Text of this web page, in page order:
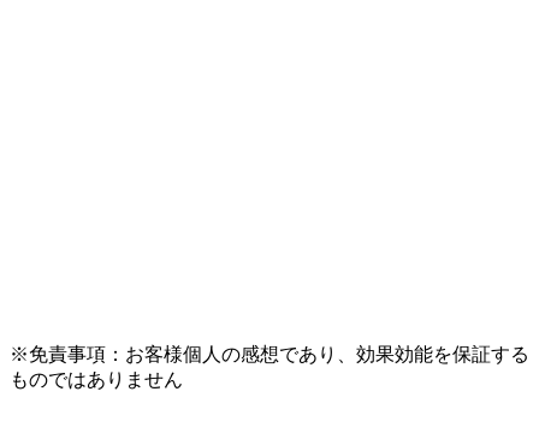
※免責事項：お客様個人の感想であり、効果効能を保証する
ものではありません